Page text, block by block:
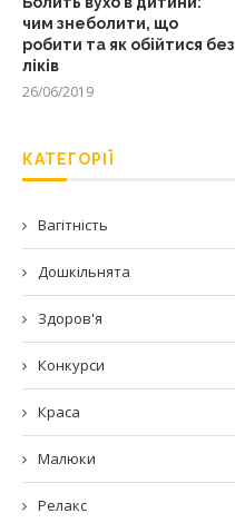
чим знеболити, що
робити та як обійтися без
ліків
26/06/2019
КАТЕГОРІЇ
Вагітність
Дошкільнята
Здоров'я
Конкурси
Краса
Малюки
Релакс